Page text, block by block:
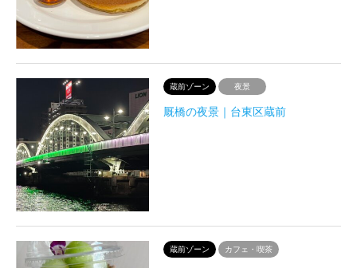
蔵前ゾーン 夜景
厩橋の夜景｜台東区蔵前
蔵前ゾーン カフェ・喫茶